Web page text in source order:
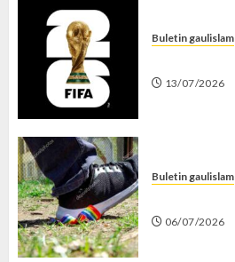
Buletin gaulislam
13/07/2026
Buletin gaulislam
06/07/2026